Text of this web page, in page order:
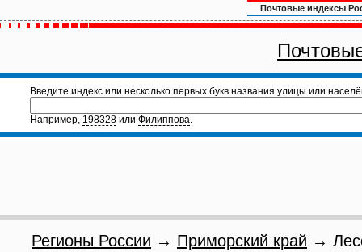
Почтовые индексы
Введите индекс или несколько первых букв названия улицы или
Например, 198328 или Филиппова.
Регионы России → Приморский край →